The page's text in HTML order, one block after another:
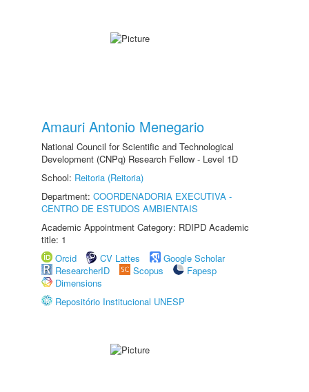
Amauri Antonio Menegario
National Council for Scientific and Technological
Development (CNPq) Research Fellow - Level 1D
School: Reitoria (Reitoria)
Department: COORDENADORIA EXECUTIVA -
CENTRO DE ESTUDOS AMBIENTAIS
Academic Appointment Category: RDIPD Academic
title: 1
Orcid
CV Lattes
Google Scholar
ResearcherID
Scopus
Fapesp
Dimensions
Repositório Institucional UNESP